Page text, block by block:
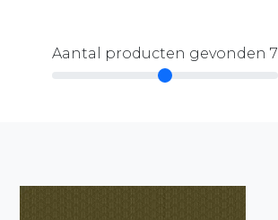
Aantal producten gevonden 7